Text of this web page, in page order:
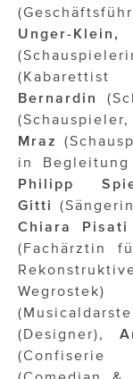
Unger-
Bernardin
Mraz
in
Philipp
Gitti
Chiara
Pisati
(Fachärztin
(Designer),